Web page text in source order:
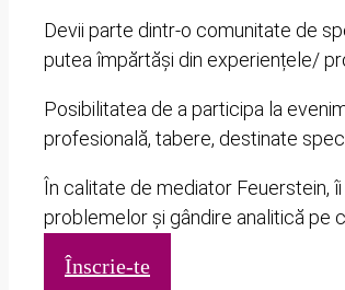
Devii parte dintr-o comunitate de
putea împărtăși din experiențele/
Posibilitatea de a participa la
profesională, tabere, destinate
În calitate de mediator Feuerstein,
problemelor și gândire analitică pe
Înscrie-te